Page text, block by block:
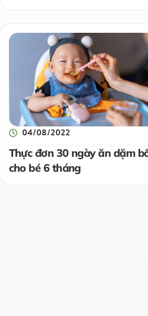
04/08/2022
Thực đơn 30 ngày ăn dặm
cho bé 6 tháng